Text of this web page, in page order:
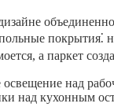
а паркет
над
над кухонным